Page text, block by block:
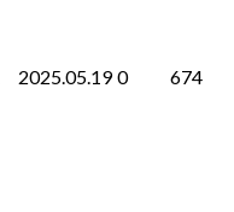
2025.05.19 0 674